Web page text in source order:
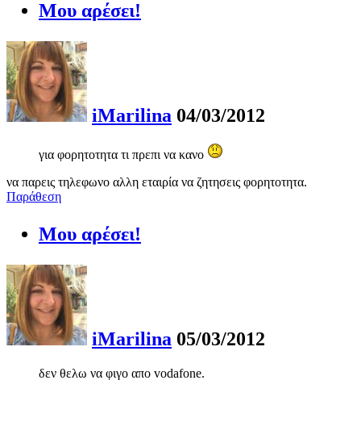
Μου αρέσει!
iMarilina 04/03/2012
για φορητοτητα τι πρεπι να κανο
να παρεις τηλεφωνο αλλη εταιρία να ζητησεις φορητοτητα.
Παράθεση
Μου αρέσει!
iMarilina 05/03/2012
δεν θελω να φιγο απο vodafone.